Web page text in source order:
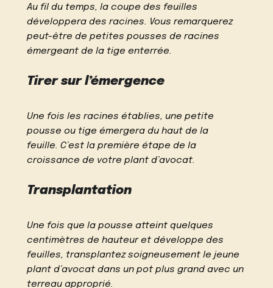
Au fil du temps, la coupe des feuilles
développera des racines. Vous remarquerez
peut-être de petites pousses de racines
émergeant de la tige enterrée.
Tirer sur l’émergence
Une fois les racines établies, une petite
pousse ou tige émergera du haut de la
feuille. C’est la première étape de la
croissance de votre plant d’avocat.
Transplantation
Une fois que la pousse atteint quelques
centimètres de hauteur et développe des
feuilles, transplantez soigneusement le jeune
plant d’avocat dans un pot plus grand avec un
terreau approprié.